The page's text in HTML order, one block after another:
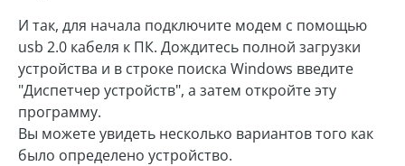
И так, для начала подключите модем с помощью
usb 2.0 кабеля к ПК. Дождитесь полной загрузки
устройства и в строке поиска Windows введите
"Диспетчер устройств", а затем откройте эту
программу.
Вы можете увидеть несколько вариантов того как
было определено устройство.